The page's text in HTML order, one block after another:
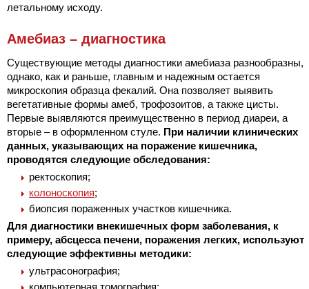
летальному исходу.
Амебиаз – диагностика
Существующие методы диагностики амебиаза разнообразны,
однако, как и раньше, главным и надежным остается
микроскопия образца фекалий. Она позволяет выявить
вегетативные формы амеб, трофозоитов, а также цисты.
Первые выявляются преимущественно в период диареи, а
вторые – в оформленном стуле. При наличии клинических
данных, указывающих на поражение кишечника,
проводятся следующие обследования:
ректоскопия;
колоноскопия;
биопсия пораженных участков кишечника.
Для диагностики внекишечных форм заболевания, к
примеру, абсцесса печени, поражения легких, используют
следующие эффективны методики:
ультрасонография;
компьютерная томография;